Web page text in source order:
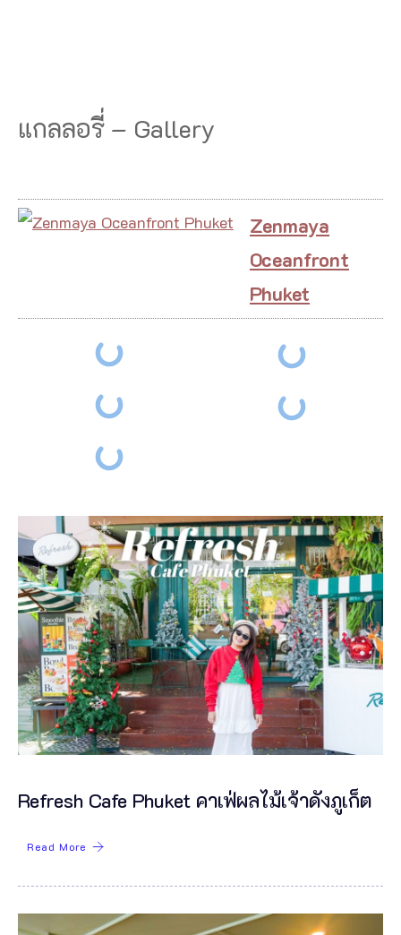
แกลลอรี่ – Gallery
Zenmaya
Oceanfront
Phuket
Refresh Cafe Phuket คาเฟ่ผลไม้เจ้าดังภูเก็ต
Read More